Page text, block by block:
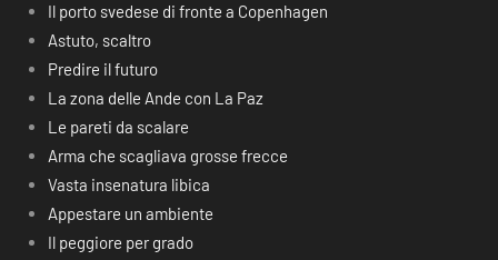
Il porto svedese di fronte a Copenhagen
Astuto, scaltro
Predire il futuro
La zona delle Ande con La Paz
Le pareti da scalare
Arma che scagliava grosse frecce
Vasta insenatura libica
Appestare un ambiente
Il peggiore per grado